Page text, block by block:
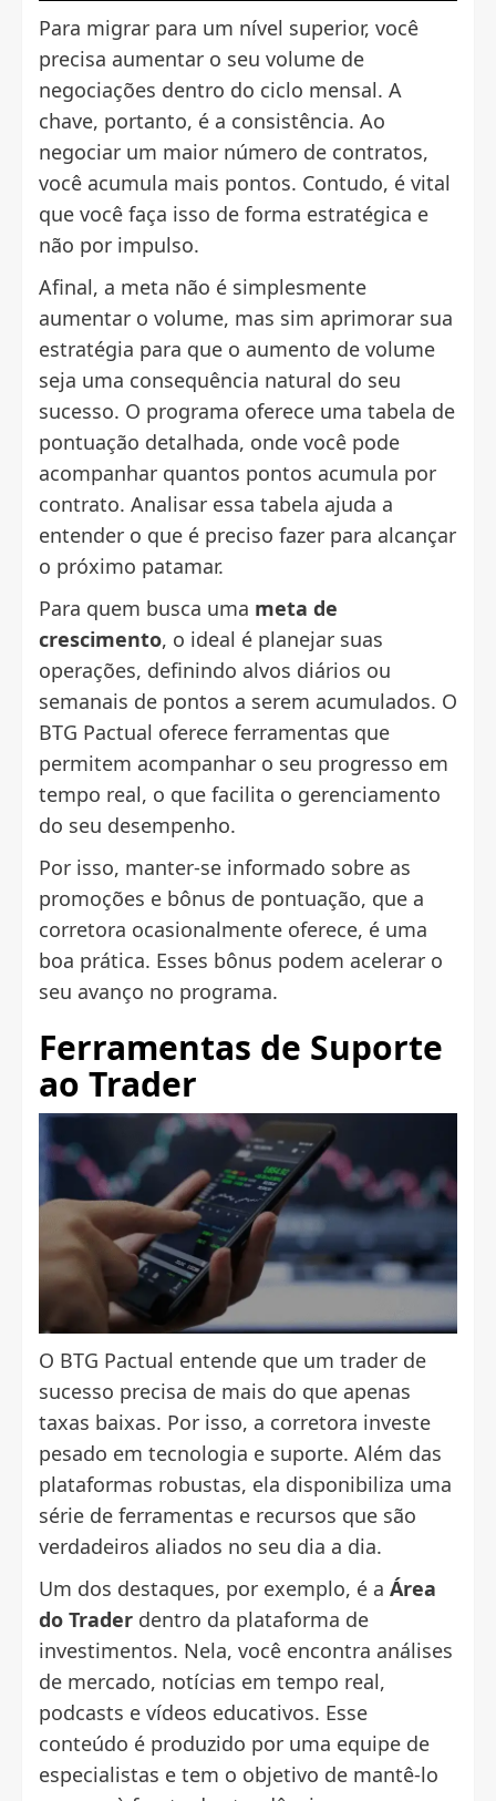
Para migrar para um nível superior, você
precisa aumentar o seu volume de
negociações dentro do ciclo mensal. A
chave, portanto, é a consistência. Ao
negociar um maior número de contratos,
você acumula mais pontos. Contudo, é vital
que você faça isso de forma estratégica e
não por impulso.
Afinal, a meta não é simplesmente
aumentar o volume, mas sim aprimorar sua
estratégia para que o aumento de volume
seja uma consequência natural do seu
sucesso. O programa oferece uma tabela de
pontuação detalhada, onde você pode
acompanhar quantos pontos acumula por
contrato. Analisar essa tabela ajuda a
entender o que é preciso fazer para alcançar
o próximo patamar.
Para quem busca uma meta de
crescimento, o ideal é planejar suas
operações, definindo alvos diários ou
semanais de pontos a serem acumulados. O
BTG Pactual oferece ferramentas que
permitem acompanhar o seu progresso em
tempo real, o que facilita o gerenciamento
do seu desempenho.
Por isso, manter-se informado sobre as
promoções e bônus de pontuação, que a
corretora ocasionalmente oferece, é uma
boa prática. Esses bônus podem acelerar o
seu avanço no programa.
Ferramentas de Suporte
ao Trader
O BTG Pactual entende que um trader de
sucesso precisa de mais do que apenas
taxas baixas. Por isso, a corretora investe
pesado em tecnologia e suporte. Além das
plataformas robustas, ela disponibiliza uma
série de ferramentas e recursos que são
verdadeiros aliados no seu dia a dia.
Um dos destaques, por exemplo, é a Área
do Trader dentro da plataforma de
investimentos. Nela, você encontra análises
de mercado, notícias em tempo real,
podcasts e vídeos educativos. Esse
conteúdo é produzido por uma equipe de
especialistas e tem o objetivo de mantê-lo